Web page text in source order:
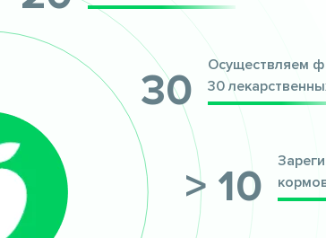
30
Осуществляем
30
> 10